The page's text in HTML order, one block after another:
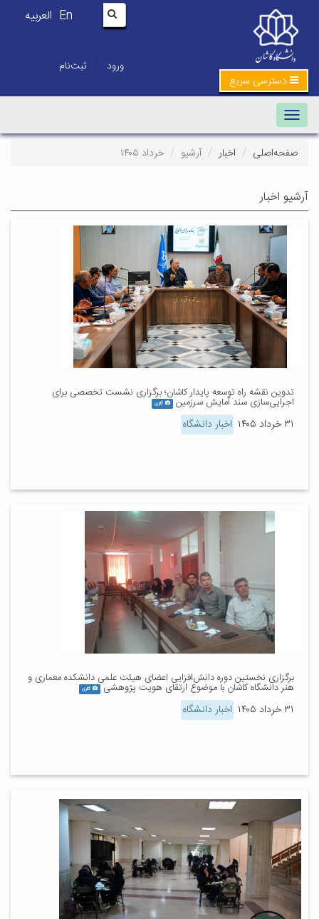
En العربیه
ورود | ثبت‌نام
دسترسی سریع
Toggle navigation
صفحه‌اصلی اخبار آرشیو خرداد ۱۴۰۵
آرشیو اخبار
تدوین نقشه راه توسعه پایدار کاشان؛ برگزاری نشست تخصصی برای
اجرایی‌سازی سند آمایش سرزمین گالری
۳۱ خرداد ۱۴۰۵ اخبار دانشگاه
برگزاری نخستین دوره دانش‌افزایی اعضای هیئت علمی دانشکده معماری و
هنر دانشگاه کاشان با موضوع ارتقای هویت پژوهشی گالری
۳۱ خرداد ۱۴۰۵ اخبار دانشگاه